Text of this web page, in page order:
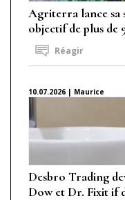
Agriterra lance sa
objectif de plus de
Réagir
10.07.2026 | Maurice
Desbro Trading
Dow et Dr. Fixit if